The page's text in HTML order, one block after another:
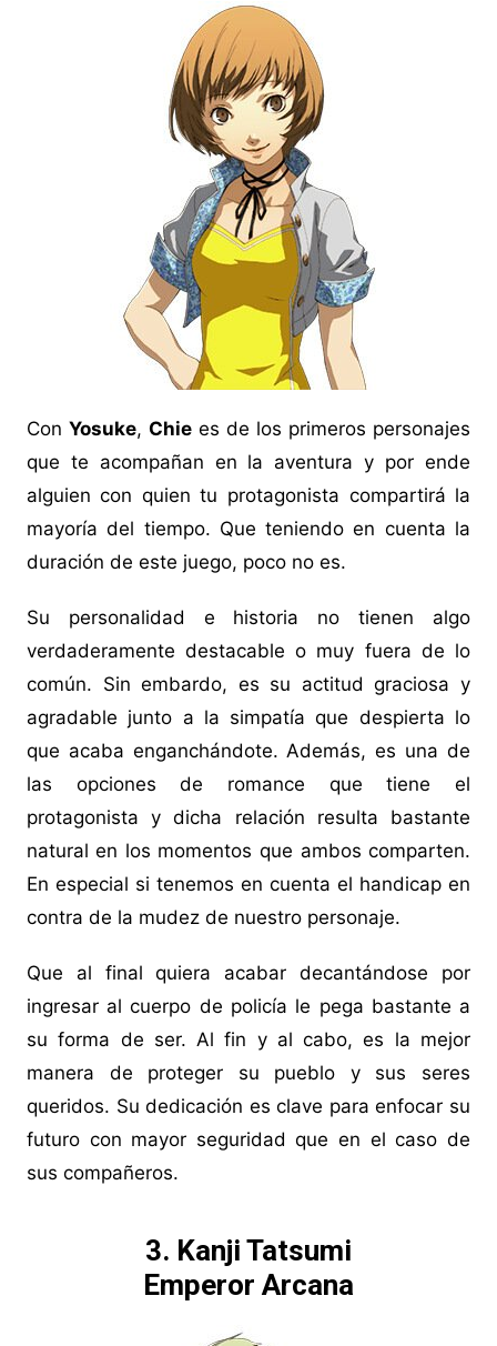
Con Yosuke, Chiees de los primeros personajes
que te acompañan en la aventura y por ende
alguien con quien tu protagonista compartirá la
mayoría del tiempo. Que teniendo en cuenta la
duración de este juego, poco no es.
Su personalidad e historia no tienen algo
verdaderamente destacable o muy fuera de lo
común. Sin embardo, es su actitud graciosa y
agradable junto a la simpatía que despierta lo
que acaba enganchándote. Además, es una de
las opciones de romance que tiene el
protagonista y dicha relación resulta bastante
natural en los momentos que ambos comparten.
En especial si tenemos en cuenta el handicap en
contra de la mudez de nuestro personaje.
Que al final quiera acabar decantándose por
ingresar al cuerpo de policía le pega bastante a
su forma de ser. Al fin y al cabo, es la mejor
manera de proteger su pueblo y sus seres
queridos. Su dedicación es clave para enfocar su
futuro con mayor seguridad que en el caso de
sus compañeros.
3. Kanji Tatsumi
Emperor Arcana